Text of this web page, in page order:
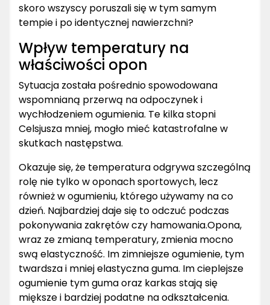
skoro wszyscy poruszali się w tym samym
tempie i po identycznej nawierzchni?
Wpływ temperatury na
właściwości opon
Sytuacja została pośrednio spowodowana
wspomnianą przerwą na odpoczynek i
wychłodzeniem ogumienia. Te kilka stopni
Celsjusza mniej, mogło mieć katastrofalne w
skutkach następstwa.
Okazuje się, że temperatura odgrywa szczególną
rolę nie tylko w oponach sportowych, lecz
również w ogumieniu, którego używamy na co
dzień. Najbardziej daje się to odczuć podczas
pokonywania zakrętów czy hamowania.Opona,
wraz ze zmianą temperatury, zmienia mocno
swą elastyczność. Im zimniejsze ogumienie, tym
twardsza i mniej elastyczna guma. Im cieplejsze
ogumienie tym guma oraz karkas stają się
miększe i bardziej podatne na odkształcenia.